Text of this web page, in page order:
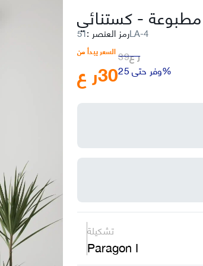
مطبوعة-كستنائي
رمز العنصر : 51LA-4
السعر يبدأ من
ر ع30
ر ع39
وفر حتى 25%
تشكيلة
Paragon I